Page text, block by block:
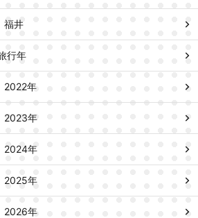
福井
行年
2022年
2023年
2024年
2025年
2026年